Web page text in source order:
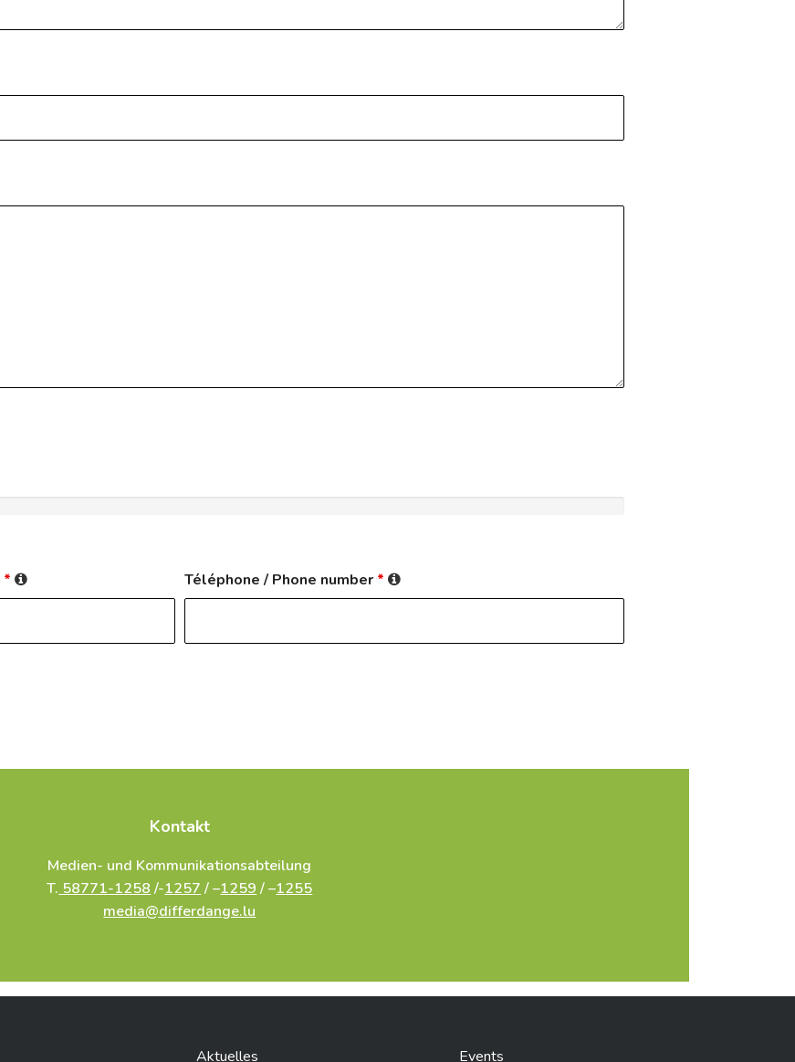
* Téléphone / Phone number *
Kontakt
Medien- und Kommunikationsabteilung
T. 58771-1258 /-1257 / –1259 / –1255
media@differdange.lu
Aktuelles Events